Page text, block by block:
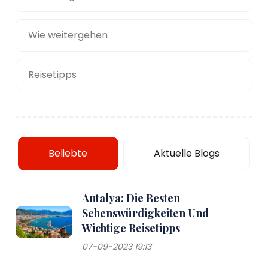
Wie weitergehen
Reisetipps
Beliebte Aktuelle Blogs
Antalya: Die Besten
Sehenswürdigkeiten Und
Wichtige Reisetipps
07-09-2023 19:13